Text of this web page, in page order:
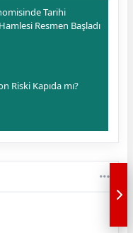
Tarihi
Resmen Başladı
Riski Kapıda mı?